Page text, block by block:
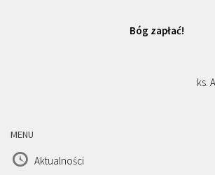
Bóg zapłać!
ks.
MENU
Aktualności